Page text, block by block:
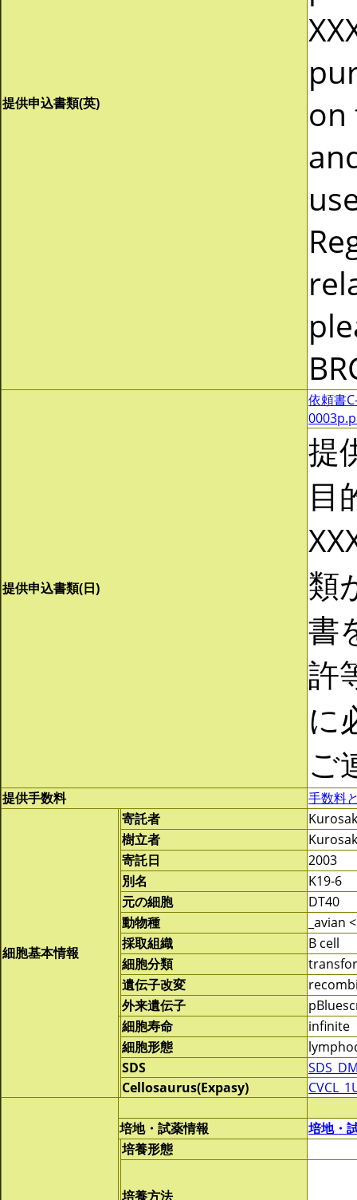
提供申込書類(英)
on
提供申込書類(日)
依頼書
提
目
類
書
許
に
ご
提供手数料 手数料
細胞基本情報
寄託者
樹立者
寄託日
2003
別名
K19-6
元の細胞
DT40
動物種
_avian
採取組織
B cell
細胞分類
遺伝子改変
外来遺伝子
細胞寿命
infinite
細胞形態
SDS
Cellosaurus(Expasy)
培地・試薬情報
培地・
培養形態
培養方法